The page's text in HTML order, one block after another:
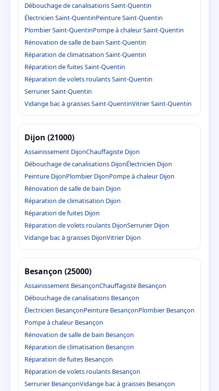
Débouchage de canalisations Saint-Quentin
Électricien Saint-QuentinPeinture Saint-Quentin
Plombier Saint-QuentinPompe à chaleur Saint-Quentin
Rénovation de salle de bain Saint-Quentin
Réparation de climatisation Saint-Quentin
Réparation de fuites Saint-Quentin
Réparation de volets roulants Saint-Quentin
Serrurier Saint-Quentin
Vidange bac à graisses Saint-QuentinVitrier Saint-Quentin
Dijon (21000)
Assainissement DijonChauffagiste Dijon
Débouchage de canalisations DijonÉlectricien Dijon
Peinture DijonPlombier DijonPompe à chaleur Dijon
Rénovation de salle de bain Dijon
Réparation de climatisation Dijon
Réparation de fuites Dijon
Réparation de volets roulants DijonSerrurier Dijon
Vidange bac à graisses DijonVitrier Dijon
Besançon (25000)
Assainissement BesançonChauffagiste Besançon
Débouchage de canalisations Besançon
Électricien BesançonPeinture BesançonPlombier Besançon
Pompe à chaleur Besançon
Rénovation de salle de bain Besançon
Réparation de climatisation Besançon
Réparation de fuites Besançon
Réparation de volets roulants Besançon
Serrurier BesançonVidange bac à graisses Besançon